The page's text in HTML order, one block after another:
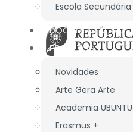
Escola
DOCUMENTAÇÃO
PROJETOS
Novidades
Arte Gera Arte
Academia UBUNTU
Erasmus +